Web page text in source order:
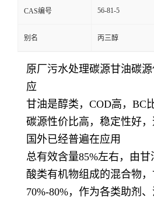
CAS编号 56-81-5
别名 丙三醇
原厂污水处理碳源甘油碳
应
甘油是醇类，COD高，BC
碳源性价比高，稳定性好，
国外已经普遍在应用
总有效含量85%左右，由
酸类有机物组成的混合物
70%-80%，作为各类助剂